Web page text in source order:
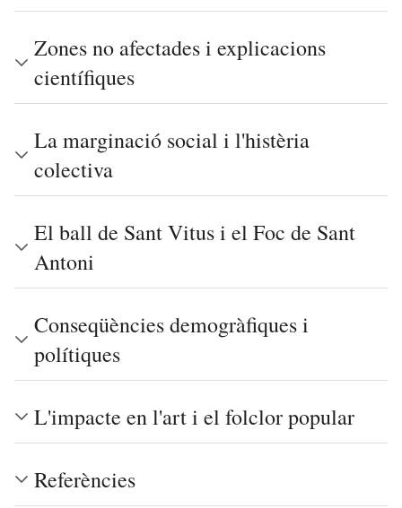
Zones no afectades i explicacions
científiques
La marginació social i l'histèria
colectiva
El ball de Sant Vitus i el Foc de Sant
Antoni
Conseqüències demogràfiques i
polítiques
L'impacte en l'art i el folclor popular
Referències